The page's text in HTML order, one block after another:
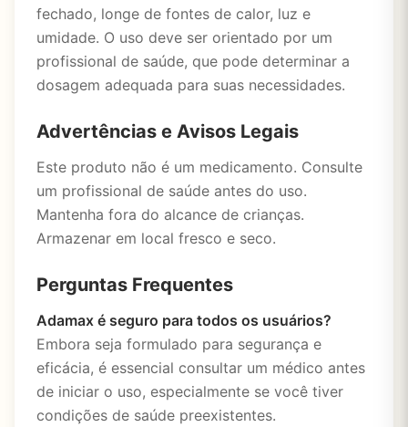
fechado, longe de fontes de calor, luz e
umidade. O uso deve ser orientado por um
profissional de saúde, que pode determinar a
dosagem adequada para suas necessidades.
Advertências e Avisos Legais
Este produto não é um medicamento. Consulte
um profissional de saúde antes do uso.
Mantenha fora do alcance de crianças.
Armazenar em local fresco e seco.
Perguntas Frequentes
Adamax é seguro para todos os usuários?
Embora seja formulado para segurança e
eficácia, é essencial consultar um médico antes
de iniciar o uso, especialmente se você tiver
condições de saúde preexistentes.